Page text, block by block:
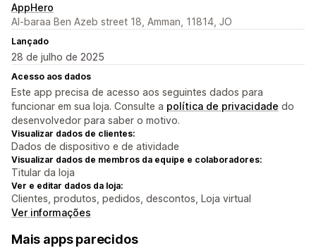
AppHero
Al-baraa Ben Azeb street 18, Amman, 11814, JO
Lançado
28 de julho de 2025
Acesso aos dados
Este app precisa de acesso aos seguintes dados para
funcionar em sua loja. Consulte a política de privacidade do
desenvolvedor para saber o motivo.
Visualizar dados de clientes:
Dados de dispositivo e de atividade
Visualizar dados de membros da equipe e colaboradores:
Titular da loja
Ver e editar dados da loja:
Clientes, produtos, pedidos, descontos, Loja virtual
Ver informações
Mais apps parecidos